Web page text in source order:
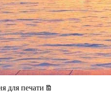
никто…»:
для печати